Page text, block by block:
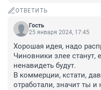
ОТВЕТИТЬ
Гость
25 января 2024, 17:45
Хорошая идея, надо
Чиновники злее станут,
ненавидеть будут.
В коммерции, кстати,
отработали, значит ты и